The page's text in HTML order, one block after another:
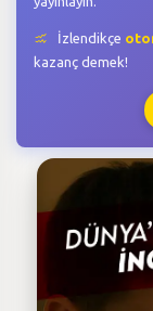
İzlendikçe
kazanç demek!